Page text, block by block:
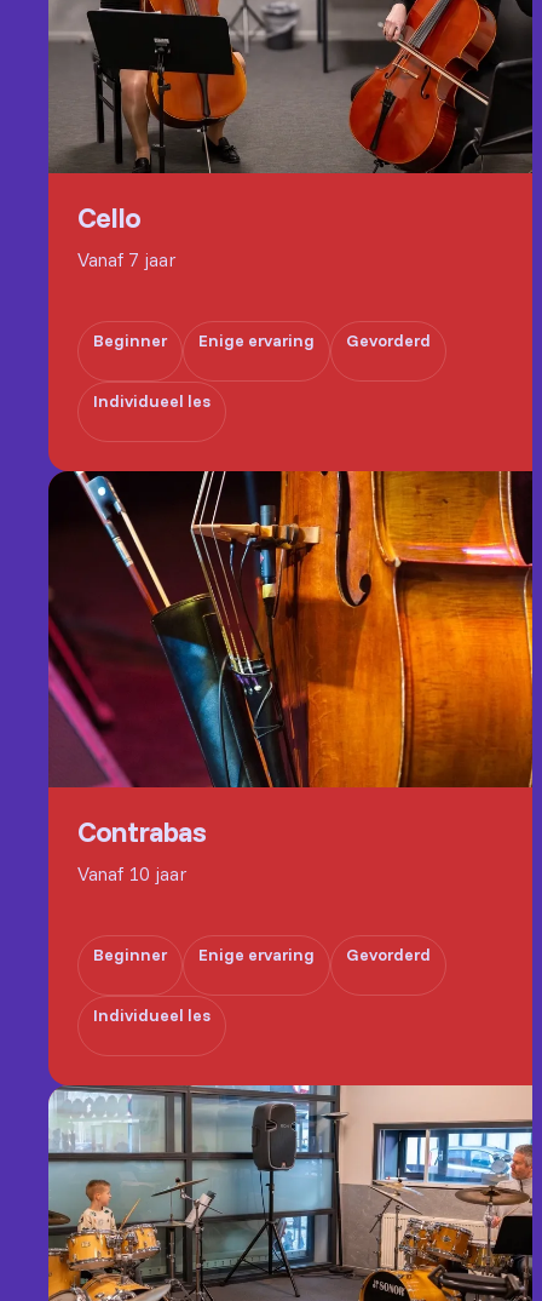
Cello
Vanaf 7 jaar
Beginner Enige ervaring Gevorderd
Individueel les
Contrabas
Vanaf 10 jaar
Beginner Enige ervaring Gevorderd
Individueel les